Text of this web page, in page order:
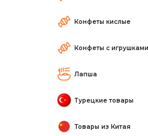
Конфеты кислые
Конфеты с игрушками
Лапша
Турецкие товары
Товары из Китая